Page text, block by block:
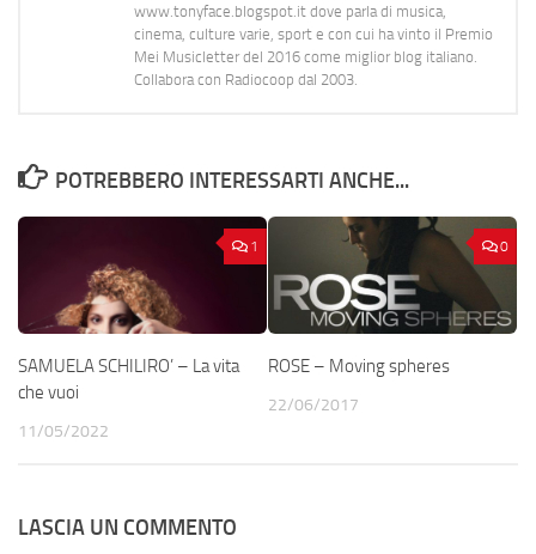
www.tonyface.blogspot.it dove parla di musica,
cinema, culture varie, sport e con cui ha vinto il Premio
Mei Musicletter del 2016 come miglior blog italiano.
Collabora con Radiocoop dal 2003.
POTREBBERO INTERESSARTI ANCHE...
1
SAMUELA SCHILIRO’ – La vita
che vuoi
11/05/2022
0
ROSE – Moving spheres
22/06/2017
LASCIA UN COMMENTO